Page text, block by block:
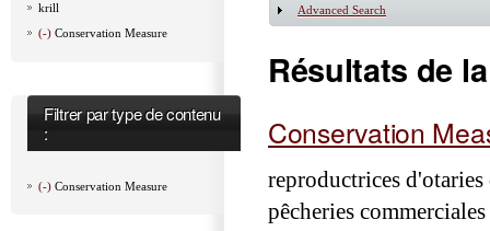
krill
(-) Conservation Measure
Filtrer par type de contenu
:
(-) Conservation Measure
Afficher
Advanced Search
Résultats de
Conservation
reproductrices
pêcheries